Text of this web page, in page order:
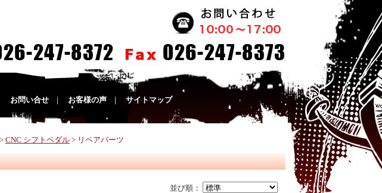
お問い合せ お客様の声 サイトマップ
> CNC シフトペダル > リペアパーツ
並び順：